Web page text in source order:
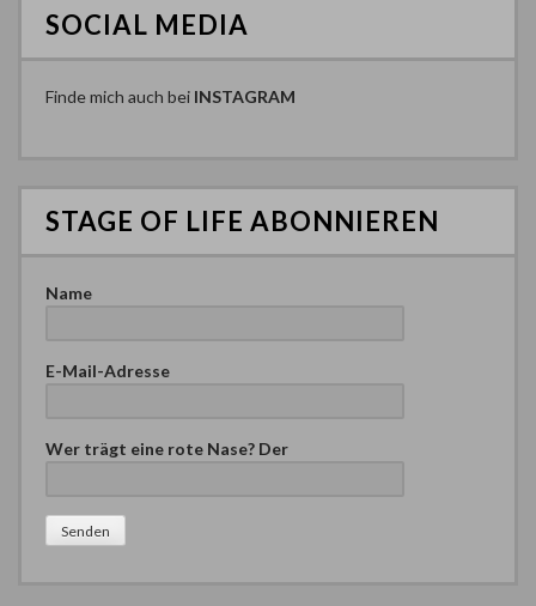
SOCIAL MEDIA
Finde mich auch bei INSTAGRAM
STAGE OF LIFE ABONNIEREN
Name
E-Mail-Adresse
Bitte lasse dieses Feld leer.
Wer trägt eine rote Nase? Der